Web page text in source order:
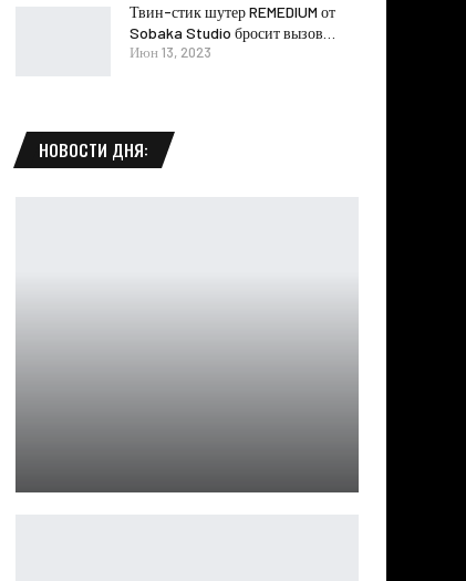
Твин-стик шутер REMEDIUM от
Sobaka Studio бросит вызов…
Июн 13, 2023
НОВОСТИ ДНЯ: